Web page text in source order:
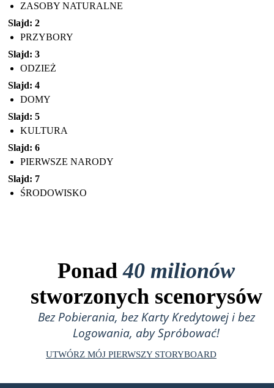
ZASOBY NATURALNE
Slajd: 2
PRZYBORY
Slajd: 3
ODZIEŻ
Slajd: 4
DOMY
Slajd: 5
KULTURA
Slajd: 6
PIERWSZE NARODY
Slajd: 7
ŚRODOWISKO
Ponad40 milionów
stworzonych scenorysów
Bez Pobierania, bez Karty Kredytowej i bez
Logowania, aby Spróbować!
UTWÓRZ MÓJ PIERWSZY STORYBOARD